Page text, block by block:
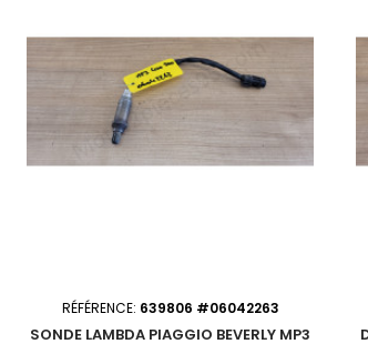
RÉFÉRENCE: 639806 #06042263
SONDE LAMBDA PIAGGIO BEVERLY MP3